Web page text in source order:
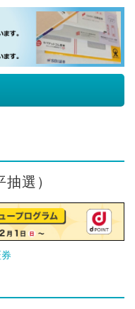
の買い方
選）